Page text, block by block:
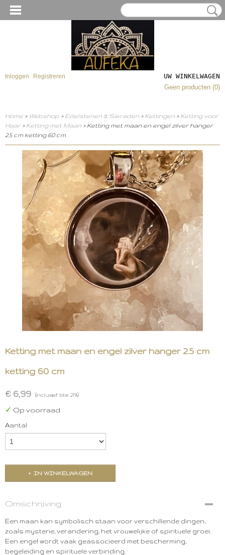
Inloggen Registreren
UW WINKELWAGEN
Geen producten (0)
Home > Webshop > Edelstenen & Sieraden > Kettingen > Ketting voor
Haar > Ketting met Maan > Ketting met maan en engel zilver hanger
2.5 cm ketting 60 cm
Ketting met maan en engel zilver hanger 2.5 cm
ketting 60 cm
€ 6,99 (inclusief btw 21%)
✓ Op voorraad
Aantal
IN WINKELWAGEN
Omschrijving
Een maan kan symbolisch staan voor verschillende dingen,
zoals mysterie, verandering, het vrouwelijke of spirituele groei.
Een engel wordt vaak geassocieerd met bescherming,
begeleiding en spirituele verbinding.